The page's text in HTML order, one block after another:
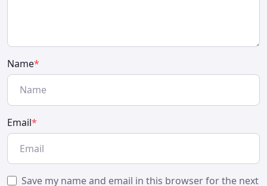
Name*
Email*
Save my name and email in this browser for the next